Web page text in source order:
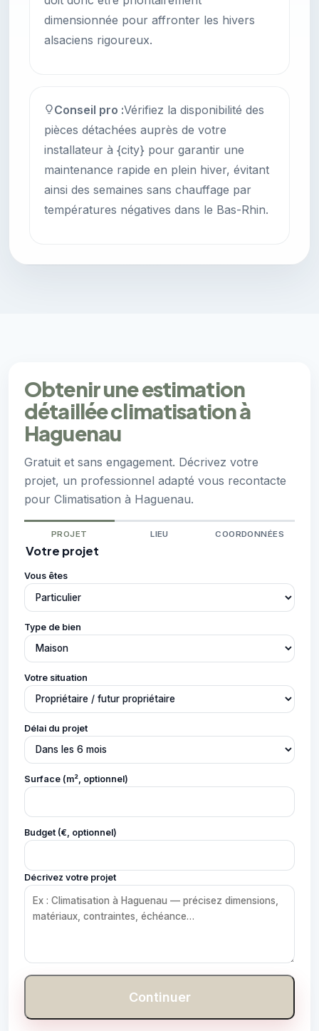
dimensionnée pour affronter les hivers
alsaciens rigoureux.
Conseil pro :Vérifiez la disponibilité des
pièces détachées auprès de votre
installateur à {city} pour garantir une
maintenance rapide en plein hiver, évitant
ainsi des semaines sans chauffage par
températures négatives dans le Bas-Rhin.
Obtenir une estimation
détaillée climatisation à
Haguenau
Gratuit et sans engagement. Décrivez votre
projet, un professionnel adapté vous recontacte
pour Climatisation à Haguenau.
PROJET LIEU COORDONNÉES
Votre projet
Vous êtes
Type de bien
Votre situation
Délai du projet
Surface (m², optionnel)
Budget (€, optionnel)
Décrivez votre projet
Continuer